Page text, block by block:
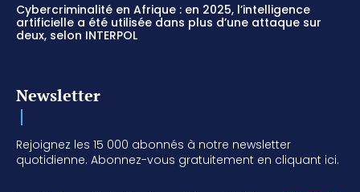
Cybercriminalité en Afrique : en 2025, l’intelligence
artificielle a été utilisée dans plus d’une attaque sur
deux, selon INTERPOL
Newsletter
Rejoignez les 15 000 abonnés à notre newsletter
quotidienne. Abonnez-vous gratuitement en cliquant ici.